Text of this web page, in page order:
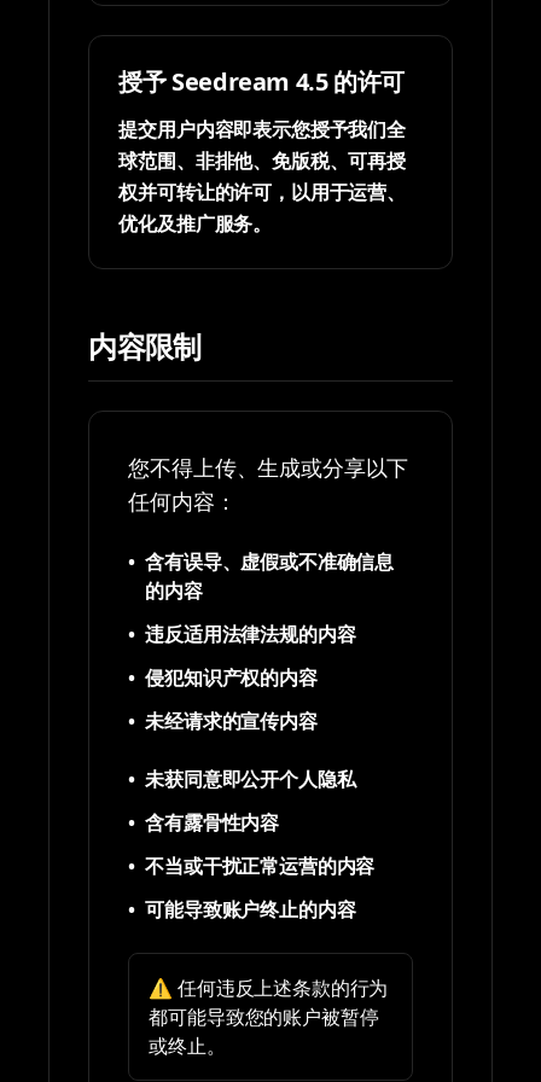
授予 Seedream 4.5 的许可
提交用户内容即表示您授予我们全
球范围、非排他、免版税、可再授
权并可转让的许可，以用于运营、
优化及推广服务。
内容限制
您不得上传、生成或分享以下
任何内容：
• 含有误导、虚假或不准确信息
的内容
• 违反适用法律法规的内容
• 侵犯知识产权的内容
• 未经请求的宣传内容
• 未获同意即公开个人隐私
• 含有露骨性内容
• 不当或干扰正常运营的内容
• 可能导致账户终止的内容
⚠️ 任何违反上述条款的行为
都可能导致您的账户被暂停
或终止。